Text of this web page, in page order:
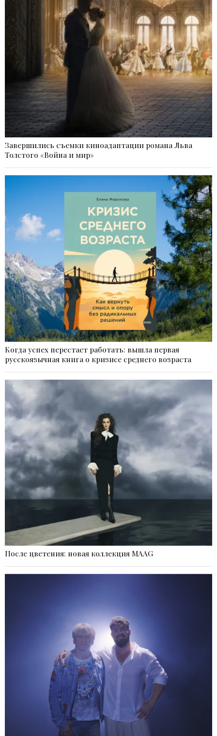
Завершились съемки киноадаптации романа Льва
Толстого «Война и мир»
Когда успех перестает работать: вышла первая
русскоязычная книга о кризисе среднего возраста
После цветения: новая коллекция MAAG